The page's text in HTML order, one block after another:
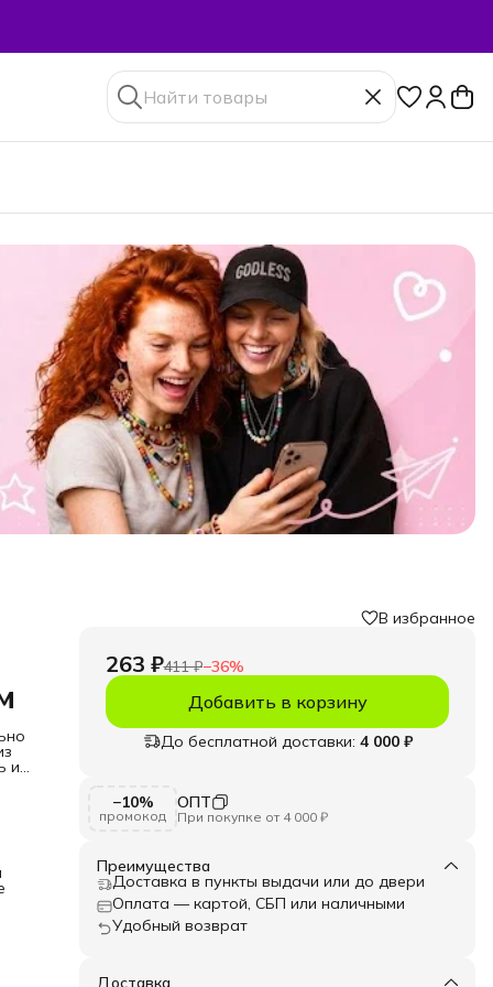
и
В избранное
263 ₽411 ₽−36%
Добавить в корзину
До бесплатной доставки: 4 000 ₽
−10%
промокод
ОПТ
При покупке от 4 000 ₽
Преимущества
Доставка в пункты выдачи или до двери
Оплата — картой, СБП или наличными
Удобный возврат
Доставка